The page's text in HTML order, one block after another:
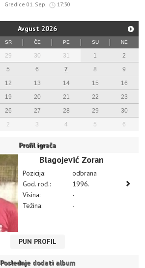
Gredice 01. Sep. 17:30
Avgust 2026
SR ČE PE SU NE
29 30 31 1
2
5 6 7 8
9
12 13 14 15
16
19 20 21 22
23
26 27 28 29
30
2 3 4 5 6
Profil igrača
Blagojević Zoran
Pozicija:
odbrana
God. rođ.:
1996.
Visina:
-
Težina:
-
PUN PROFIL
Poslednje dodati album